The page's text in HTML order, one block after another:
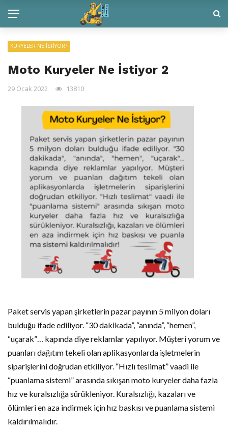
KURYELER NE İSTIYOR?
Moto Kuryeler Ne İstiyor 2
29 Ocak 2022 13810
Paket servis yapan şirketlerin pazar payının 5 milyon doları
bulduğu ifade ediliyor. “30 dakikada”, “anında”, “hemen”,
“uçarak”… kapında diye reklamlar yapılıyor. Müşteri yorum ve
puanları dağıtım tekeli olan aplikasyonlarda işletmelerin
siparişlerini doğrudan etkiliyor. “Hızlı teslimat” vaadi ile
“puanlama sistemi” arasında sıkışan moto kuryeler daha fazla
hız ve kuralsızlığa sürükleniyor. Kuralsızlığı, kazaları ve
ölümleri en aza indirmek için hız baskısı ve puanlama sistemi
kaldırılmalıdır.